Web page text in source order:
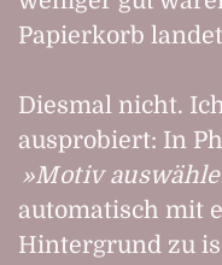
Papierkorb
Diesmal nicht.
ausprobiert: In
Motiv
automatisch mit
Hintergrund zu